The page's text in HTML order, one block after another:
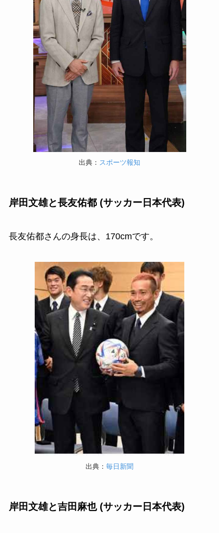
出典： スポーツ報知
岸田文雄と長友佑都 (サッカー日本代表)
長友佑都さんの身長は、170cmです。
出典： 毎日新聞
岸田文雄と吉田麻也 (サッカー日本代表)